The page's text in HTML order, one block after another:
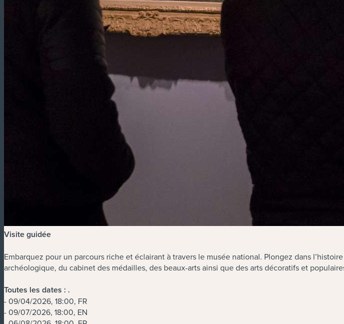
Visite guidée
Embarquez pour un parcours riche et éclairant à travers le musée national. Plongez dans
archéologique, du cabinet des médailles, des beaux-arts ainsi que des arts décoratifs et
Toutes les dates : .
- 09/04/2026, 18:00, FR
- 09/07/2026, 18:00, EN